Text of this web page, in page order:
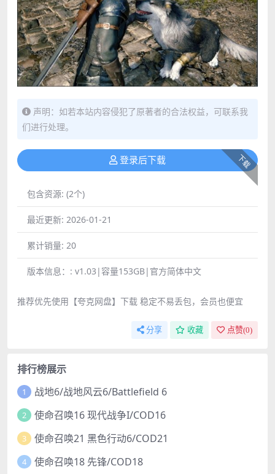
声明：如若本站内容侵犯了原著者的合法权益，可联系我
们进行处理。
下载
登录后下载
包含资源: (2个)
最近更新: 2026-01-21
累计销量: 20
版本信息：: v1.03|容量153GB|官方简体中文
推荐优先使用【夸克网盘】下载 稳定不易丢包，会员也便宜
分享 收藏 点赞(0)
排行榜展示
1 战地6/战地风云6/Battlefield 6
2 使命召唤16 现代战争I/COD16
3 使命召唤21 黑色行动6/COD21
4 使命召唤18 先锋/COD18